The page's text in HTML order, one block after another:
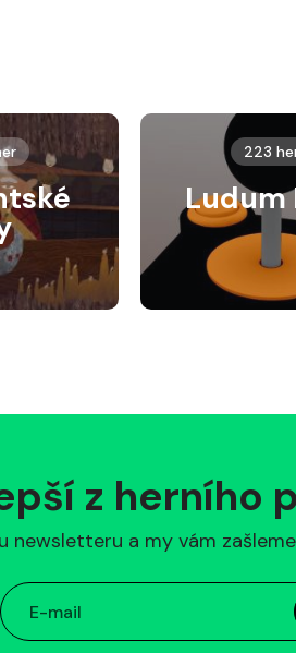
223
Ludum
z herního
newsletteru a my vám